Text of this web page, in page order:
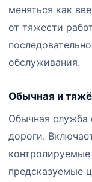
меняться как
от тяжести
обслуживания.
Обычная и
Обычная служба
дороги.
контролируемые
предсказуемые